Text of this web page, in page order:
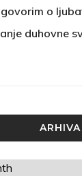
o
duhovne
ARHIVA